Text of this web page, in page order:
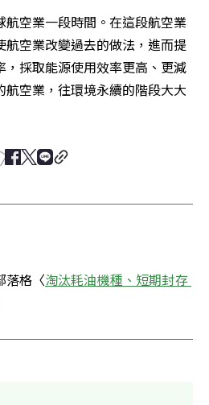
空業一段時間。在這段航空業
空業改變過去的做法，進而提
，採取能源使用效率更高、更減
空業，往環境永續的階段大大
落格〈淘汰耗油機種、短期封存